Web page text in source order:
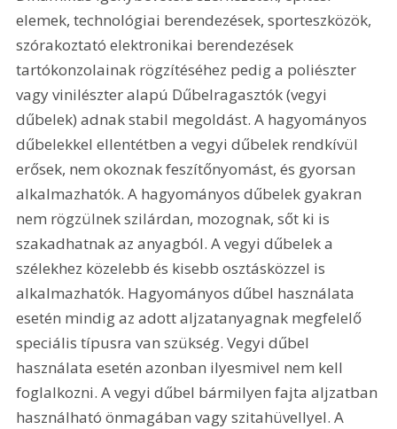
elemek, technológiai berendezések, sporteszközök,
szórakoztató elektronikai berendezések
tartókonzolainak rögzítéséhez pedig a poliészter
vagy vinilészter alapú Dűbelragasztók (vegyi
dűbelek) adnak stabil megoldást. A hagyományos
dűbelekkel ellentétben a vegyi dűbelek rendkívül
erősek, nem okoznak feszítőnyomást, és gyorsan
alkalmazhatók. A hagyományos dűbelek gyakran
nem rögzülnek szilárdan, mozognak, sőt ki is
szakadhatnak az anyagból. A vegyi dűbelek a
szélekhez közelebb és kisebb osztásközzel is
alkalmazhatók. Hagyományos dűbel használata
esetén mindig az adott aljzatanyagnak megfelelő
speciális típusra van szükség. Vegyi dűbel
használata esetén azonban ilyesmivel nem kell
foglalkozni. A vegyi dűbel bármilyen fajta aljzatban
használható önmagában vagy szitahüvellyel. A